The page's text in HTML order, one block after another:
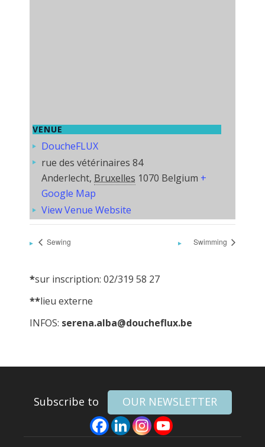
VENUE
DoucheFLUX
rue des vétérinaires 84
Anderlecht, Bruxelles 1070 Belgium +
Google Map
View Venue Website
Sewing Swimming
*sur inscription: 02/319 58 27
**lieu externe
INFOS: serena.alba@doucheflux.be
Subscribe to OUR NEWSLETTER